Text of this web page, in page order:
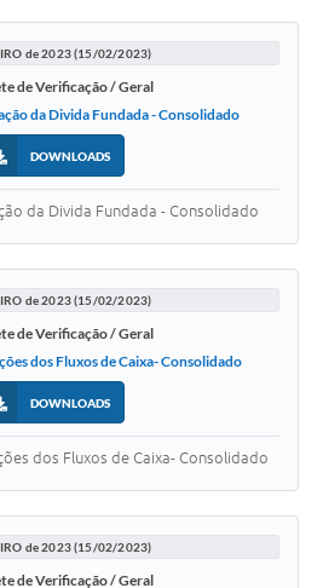
de 2023 (15/02/2023)
de Verificação / Geral
da Divida Fundada - Consolidado
DOWNLOADS
da Divida Fundada - Consolidado
de 2023 (15/02/2023)
de Verificação / Geral
dos Fluxos de Caixa- Consolidado
DOWNLOADS
dos Fluxos de Caixa- Consolidado
de 2023 (15/02/2023)
de Verificação / Geral